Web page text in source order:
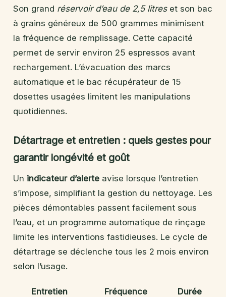
Son grand réservoir d’eau de 2,5 litreset son bac
à grains généreux de 500 grammes minimisent
la fréquence de remplissage. Cette capacité
permet de servir environ 25 espressos avant
rechargement. L’évacuation des marcs
automatique et le bac récupérateur de 15
dosettes usagées limitent les manipulations
quotidiennes.
Détartrage et entretien : quels gestes pour
garantir longévité et goût
Un indicateur d’alerte avise lorsque l’entretien
s’impose, simplifiant la gestion du nettoyage. Les
pièces démontables passent facilement sous
l’eau, et un programme automatique de rinçage
limite les interventions fastidieuses. Le cycle de
détartrage se déclenche tous les 2 mois environ
selon l’usage.
Entretien Fréquence
Durée